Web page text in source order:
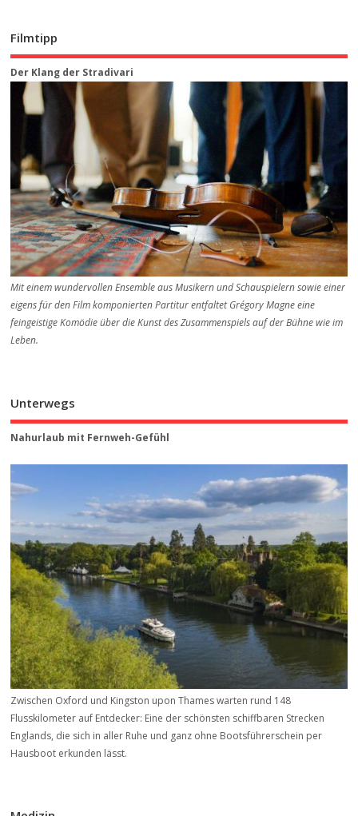
Filmtipp
Der Klang der Stradivari
Mit einem wundervollen Ensemble aus Musikern und Schauspielern sowie einer
eigens für den Film komponierten Partitur entfaltet Grégory Magne eine
feingeistige Komödie über die Kunst des Zusammenspiels auf der Bühne wie im
Leben.
Unterwegs
Nahurlaub mit Fernweh-Gefühl
Zwischen Oxford und Kingston upon Thames warten rund 148
Flusskilometer auf Entdecker: Eine der schönsten schiffbaren Strecken
Englands, die sich in aller Ruhe und ganz ohne Bootsführerschein per
Hausboot erkunden lässt.